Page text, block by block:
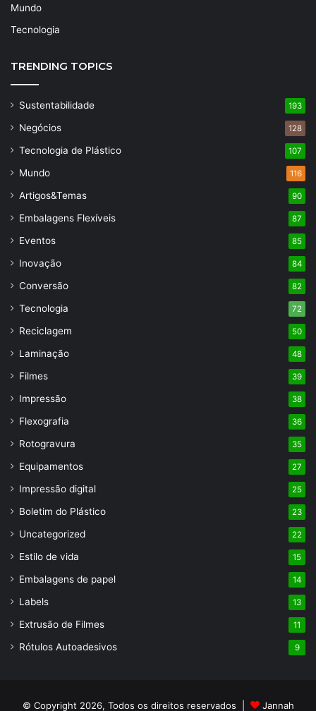
Mundo
Tecnologia
TRENDING TOPICS
Sustentabilidade 193
Negócios 128
Tecnologia de Plástico 107
Mundo 116
Artigos&Temas 90
Embalagens Flexíveis 87
Eventos 85
Inovação 84
Conversão 82
Tecnologia 72
Reciclagem 50
Laminação 48
Filmes 39
Impressão 38
Flexografia 36
Rotogravura 35
Equipamentos 27
Impressão digital 25
Boletim do Plástico 23
Uncategorized 22
Estilo de vida 15
Embalagens de papel 14
Labels 13
Extrusão de Filmes 11
Rótulos Autoadesivos 9
© Copyright 2026, Todos os direitos reservados | Jannah